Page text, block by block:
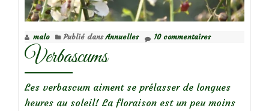
malo Publié dansAnnuelles 10 commentaires
Verbascums
Les verbascum aiment se prélasser de longues
heures au soleil! La floraison est un peu moins